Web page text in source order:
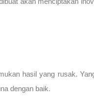
hasil yang rusak.
dengan baik.